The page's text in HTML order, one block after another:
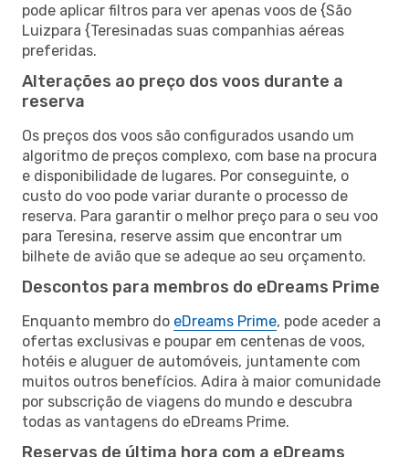
pode aplicar filtros para ver apenas voos de {São
Luizpara {Teresinadas suas companhias aéreas
preferidas.
Alterações ao preço dos voos durante a
reserva
Os preços dos voos são configurados usando um
algoritmo de preços complexo, com base na procura
e disponibilidade de lugares. Por conseguinte, o
custo do voo pode variar durante o processo de
reserva. Para garantir o melhor preço para o seu voo
para Teresina, reserve assim que encontrar um
bilhete de avião que se adeque ao seu orçamento.
Descontos para membros do eDreams Prime
Enquanto membro do eDreams Prime, pode aceder a
ofertas exclusivas e poupar em centenas de voos,
hotéis e aluguer de automóveis, juntamente com
muitos outros benefícios. Adira à maior comunidade
por subscrição de viagens do mundo e descubra
todas as vantagens do eDreams Prime.
Reservas de última hora com a eDreams